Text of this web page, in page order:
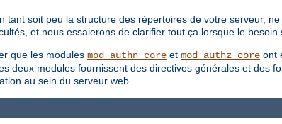
tant soit peu la structure des répertoires de votre serveur,
et nous essaierons de clarifier tout ça lorsque le besoin
que les modules mod_authn_core et mod_authz_core ont
deux modules fournissent des directives générales et des
au sein du serveur web.